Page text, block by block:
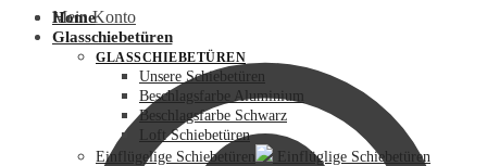
Mein Konto
Home
Glasschiebetüren
GLASSCHIEBETÜREN
Unsere Schiebetüren
Beschlagsfarbe Aluminium
Beschlagsfarbe Schwarz
Loft Schiebetüren
Einflügelige Schiebetüren
Einflüglige Schiebetüren